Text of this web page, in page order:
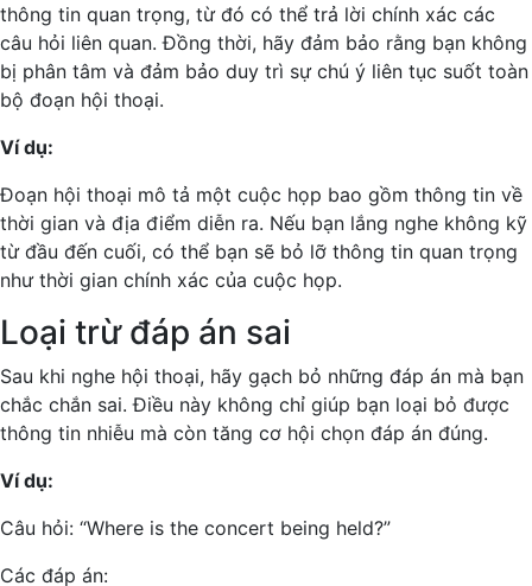
thông tin quan trọng, từ đó có thể trả lời chính xác các
câu hỏi liên quan. Đồng thời, hãy đảm bảo rằng bạn không
bị phân tâm và đảm bảo duy trì sự chú ý liên tục suốt toàn
bộ đoạn hội thoại.
Ví dụ:
Đoạn hội thoại mô tả một cuộc họp bao gồm thông tin về
thời gian và địa điểm diễn ra. Nếu bạn lắng nghe không kỹ
từ đầu đến cuối, có thể bạn sẽ bỏ lỡ thông tin quan trọng
như thời gian chính xác của cuộc họp.
Loại trừ đáp án sai
Sau khi nghe hội thoại, hãy gạch bỏ những đáp án mà bạn
chắc chắn sai. Điều này không chỉ giúp bạn loại bỏ được
thông tin nhiễu mà còn tăng cơ hội chọn đáp án đúng.
Ví dụ:
Câu hỏi: “Where is the concert being held?”
Các đáp án: